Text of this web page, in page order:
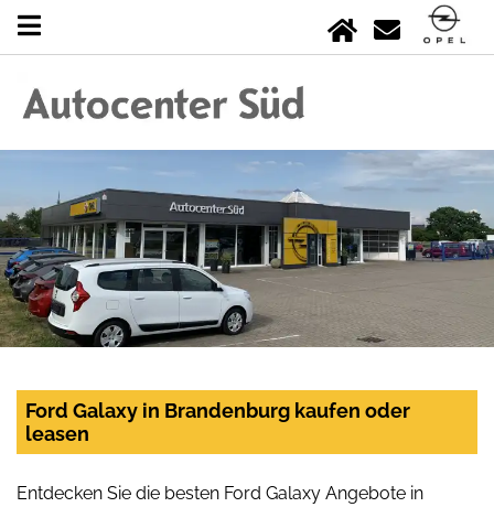
Ford Galaxy in Brandenburg kaufen oder
leasen
Entdecken Sie die besten Ford Galaxy Angebote in